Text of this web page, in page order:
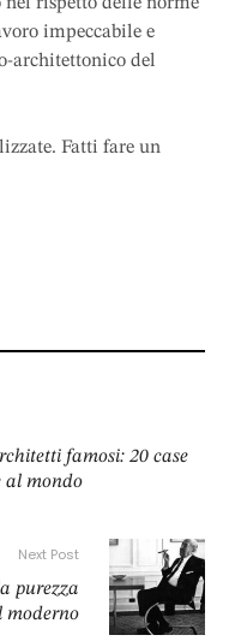
impeccabile e
architettonico del
Fatti fare un
famosi: 20 case
al mondo
Next Post
purezza
moderno